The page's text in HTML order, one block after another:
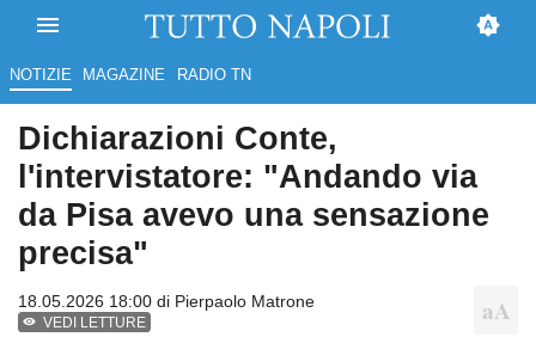
NOTIZIE MAGAZINE RADIO TN
Dichiarazioni Conte,
l'intervistatore: "Andando via
da Pisa avevo una sensazione
precisa"
18.05.2026 18:00 di Pierpaolo Matrone
VEDI LETTURE